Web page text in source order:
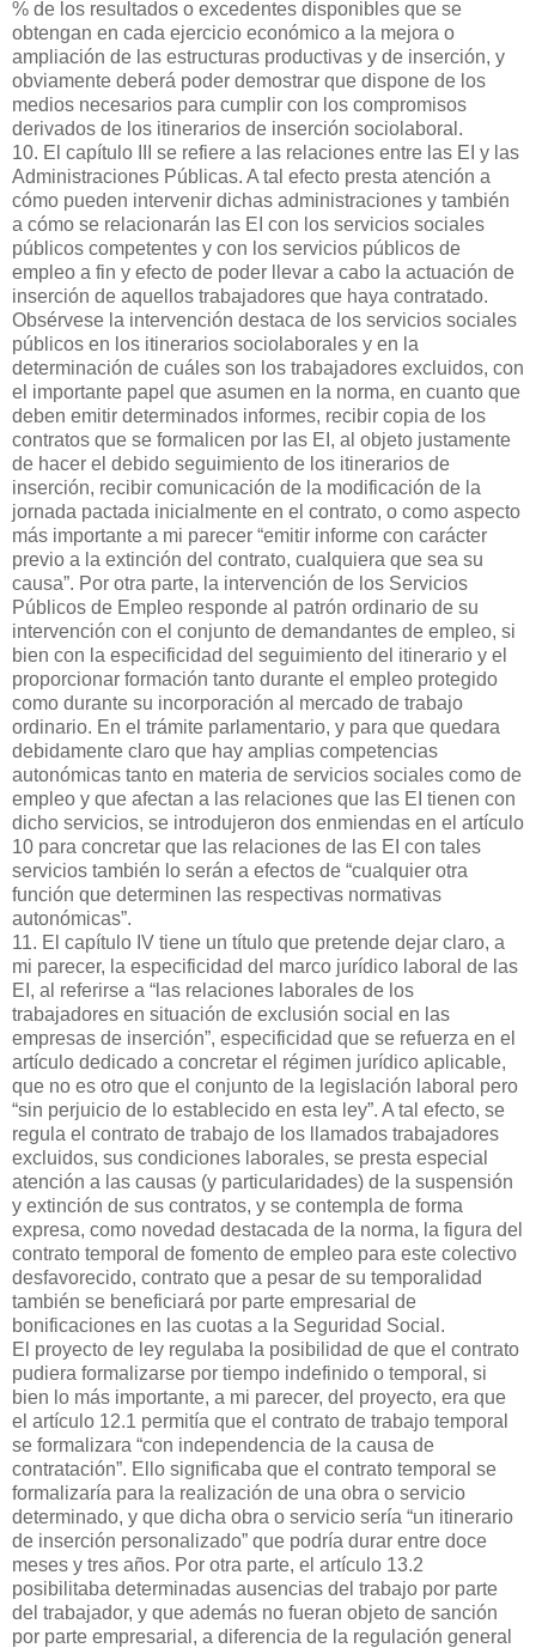
% de los resultados o excedentes disponibles que se
obtengan en cada ejercicio económico a la mejora o
ampliación de las estructuras productivas y de inserción, y
obviamente deberá poder demostrar que dispone de los
medios necesarios para cumplir con los compromisos
derivados de los itinerarios de inserción sociolaboral.
10. El capítulo III se refiere a las relaciones entre las EI y las
Administraciones Públicas. A tal efecto presta atención a
cómo pueden intervenir dichas administraciones y también
a cómo se relacionarán las EI con los servicios sociales
públicos competentes y con los servicios públicos de
empleo a fin y efecto de poder llevar a cabo la actuación de
inserción de aquellos trabajadores que haya contratado.
Obsérvese la intervención destaca de los servicios sociales
públicos en los itinerarios sociolaborales y en la
determinación de cuáles son los trabajadores excluidos, con
el importante papel que asumen en la norma, en cuanto que
deben emitir determinados informes, recibir copia de los
contratos que se formalicen por las EI, al objeto justamente
de hacer el debido seguimiento de los itinerarios de
inserción, recibir comunicación de la modificación de la
jornada pactada inicialmente en el contrato, o como aspecto
más importante a mi parecer “emitir informe con carácter
previo a la extinción del contrato, cualquiera que sea su
causa”. Por otra parte, la intervención de los Servicios
Públicos de Empleo responde al patrón ordinario de su
intervención con el conjunto de demandantes de empleo, si
bien con la especificidad del seguimiento del itinerario y el
proporcionar formación tanto durante el empleo protegido
como durante su incorporación al mercado de trabajo
ordinario. En el trámite parlamentario, y para que quedara
debidamente claro que hay amplias competencias
autonómicas tanto en materia de servicios sociales como de
empleo y que afectan a las relaciones que las EI tienen con
dicho servicios, se introdujeron dos enmiendas en el artículo
10 para concretar que las relaciones de las EI con tales
servicios también lo serán a efectos de “cualquier otra
función que determinen las respectivas normativas
autonómicas”.
11. El capítulo IV tiene un título que pretende dejar claro, a
mi parecer, la especificidad del marco jurídico laboral de las
EI, al referirse a “las relaciones laborales de los
trabajadores en situación de exclusión social en las
empresas de inserción”, especificidad que se refuerza en el
artículo dedicado a concretar el régimen jurídico aplicable,
que no es otro que el conjunto de la legislación laboral pero
“sin perjuicio de lo establecido en esta ley”. A tal efecto, se
regula el contrato de trabajo de los llamados trabajadores
excluidos, sus condiciones laborales, se presta especial
atención a las causas (y particularidades) de la suspensión
y extinción de sus contratos, y se contempla de forma
expresa, como novedad destacada de la norma, la figura del
contrato temporal de fomento de empleo para este colectivo
desfavorecido, contrato que a pesar de su temporalidad
también se beneficiará por parte empresarial de
bonificaciones en las cuotas a la Seguridad Social.
El proyecto de ley regulaba la posibilidad de que el contrato
pudiera formalizarse por tiempo indefinido o temporal, si
bien lo más importante, a mi parecer, del proyecto, era que
el artículo 12.1 permitía que el contrato de trabajo temporal
se formalizara “con independencia de la causa de
contratación”. Ello significaba que el contrato temporal se
formalizaría para la realización de una obra o servicio
determinado, y que dicha obra o servicio sería “un itinerario
de inserción personalizado” que podría durar entre doce
meses y tres años. Por otra parte, el artículo 13.2
posibilitaba determinadas ausencias del trabajo por parte
del trabajador, y que además no fueran objeto de sanción
por parte empresarial, a diferencia de la regulación general